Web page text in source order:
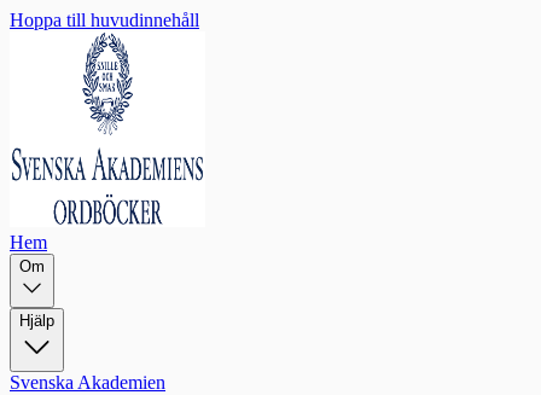
Hoppa till huvudinnehåll
Hem
Om
Hjälp
Svenska Akademien